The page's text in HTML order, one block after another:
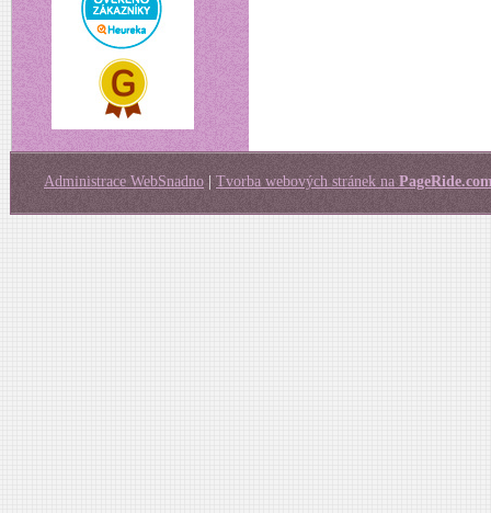
Administrace WebSnadno Tvorba webových stránek na